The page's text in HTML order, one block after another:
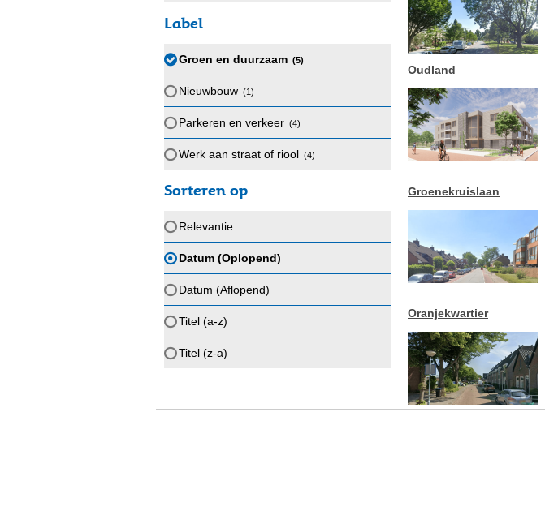
Oudland
Groenekruislaan
Oranjekwartier
Label
Groen en duurzaam (5)
Nieuwbouw (1)
Parkeren en verkeer (4)
Werk aan straat of riool (4)
Sorteren op
Relevantie
Datum (Oplopend)
Datum (Aflopend)
Titel (a-z)
Titel (z-a)